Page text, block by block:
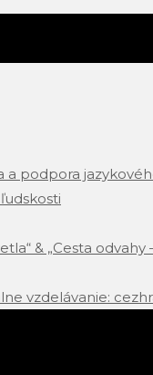
a podpora
& „Cesta
vzdelávanie: